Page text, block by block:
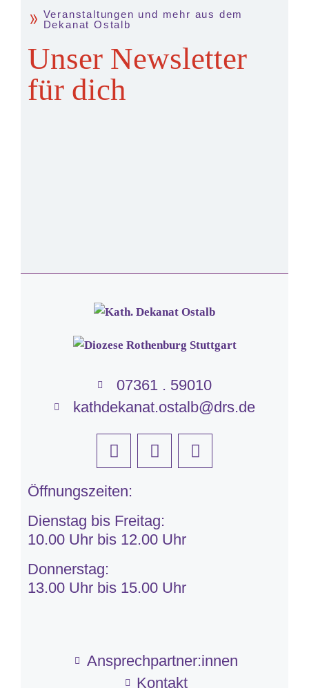
Veranstaltungen und mehr aus dem
Dekanat Ostalb
Unser Newsletter
für dich
07361 . 59010
kathdekanat.ostalb@drs.de
Öffnungszeiten:
Dienstag bis Freitag:
10.00 Uhr bis 12.00 Uhr
Donnerstag:
13.00 Uhr bis 15.00 Uhr
Ansprechpartner:innen
Kontakt